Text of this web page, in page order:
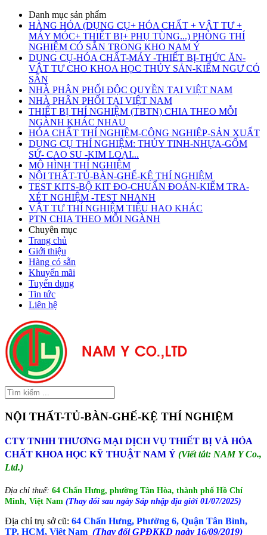
Danh mục sản phẩm
HÀNG HÓA (DỤNG CỤ+ HÓA CHẤT + VẬT TƯ +
MÁY MÓC+ THIẾT BỊ+ PHỤ TÙNG...) PHÒNG THÍ
NGHIỆM CÓ SẴN TRONG KHO NAM Ý
DỤNG CỤ-HÓA CHẤT-MÁY -THIẾT BỊ-THỨC ĂN-
VẬT TƯ CHO KHOA HỌC THỦY SẢN-KIỂM NGƯ CÓ
SẴN
NHÀ PHÂN PHỐI ĐỘC QUYỀN TẠI VIỆT NAM
NHÀ PHÂN PHỐI TẠI VIỆT NAM
THIẾT BỊ THÍ NGHIỆM (TBTN) CHIA THEO MỖI
NGÀNH KHÁC NHAU
HÓA CHẤT THÍ NGHIỆM-CÔNG NGHIỆP-SẢN XUẤT
DỤNG CỤ THÍ NGHIỆM: THỦY TINH-NHỰA-GỐM
SỨ- CAO SU -KIM LOẠI...
MÔ HÌNH THÍ NGHIỆM
NỘI THẤT-TỦ-BÀN-GHẾ-KỆ THÍ NGHIỆM
TEST KITS-BỘ KIT ĐO-CHUẨN ĐOÁN-KIỂM TRA-
XÉT NGHIỆM -TEST NHANH
VẬT TƯ THÍ NGHIỆM TIÊU HAO KHÁC
PTN CHIA THEO MỖI NGÀNH
Chuyên mục
Trang chủ
Giới thiệu
Hàng có sẵn
Khuyến mãi
Tuyển dụng
Tin tức
Liên hệ
NỘI THẤT-TỦ-BÀN-GHẾ-KỆ THÍ NGHIỆM
CTY TNHH THƯƠNG MẠI DỊCH VỤ THIẾT BỊ VÀ HÓA
CHẤT KHOA HỌC KỸ THUẬT NAM Ý (Viết tắt: NAM Y Co.,
Ltd.)
Địa chỉ thuế: 64 Chấn Hưng, phường Tân Hòa, thành phố Hồ Chí
Minh, Việt Nam (Thay đổi sau ngày Sáp nhập địa giới 01/07/2025)
Địa chỉ trụ sở cũ: 64 Chấn Hưng, Phường 6, Quận Tân Bình,
TP. HCM, Việt Nam (Thay đổi GPĐKKD ngày 16/09/2019)